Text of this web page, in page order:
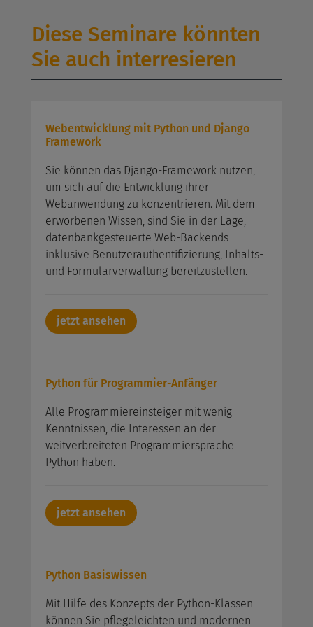
Diese Seminare könnten
Sie auch interresieren
Webentwicklung mit Python und Django
Framework
Sie können das Django-Framework nutzen,
um sich auf die Entwicklung ihrer
Webanwendung zu konzentrieren. Mit dem
erworbenen Wissen, sind Sie in der Lage,
datenbankgesteuerte Web-Backends
inklusive Benutzerauthentifizierung, Inhalts-
und Formularverwaltung bereitzustellen.
jetzt ansehen
Python für Programmier-Anfänger
Alle Programmiereinsteiger mit wenig
Kenntnissen, die Interessen an der
weitverbreiteten Programmiersprache
Python haben.
jetzt ansehen
Python Basiswissen
Mit Hilfe des Konzepts der Python-Klassen
können Sie pflegeleichten und modernen